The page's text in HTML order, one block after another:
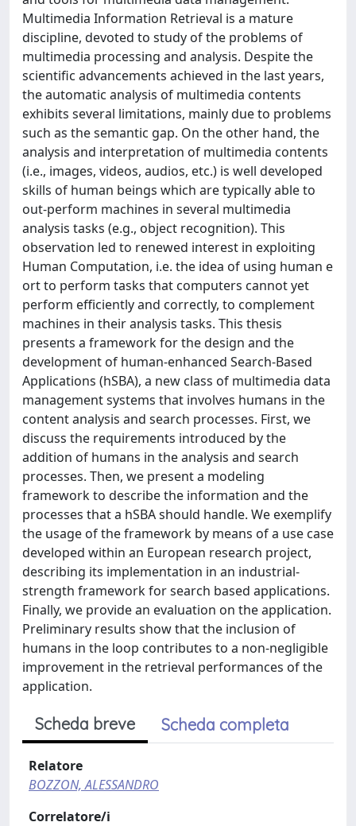
Multimedia Information Retrieval is a mature
discipline, devoted to study of the problems of
multimedia processing and analysis. Despite the
scientific advancements achieved in the last years,
the automatic analysis of multimedia contents
exhibits several limitations, mainly due to problems
such as the semantic gap. On the other hand, the
analysis and interpretation of multimedia contents
(i.e., images, videos, audios, etc.) is well developed
skills of human beings which are typically able to
out-perform machines in several multimedia
analysis tasks (e.g., object recognition). This
observation led to renewed interest in exploiting
Human Computation, i.e. the idea of using human e
ort to perform tasks that computers cannot yet
perform efficiently and correctly, to complement
machines in their analysis tasks. This thesis
presents a framework for the design and the
development of human-enhanced Search-Based
Applications (hSBA), a new class of multimedia data
management systems that involves humans in the
content analysis and search processes. First, we
discuss the requirements introduced by the
addition of humans in the analysis and search
processes. Then, we present a modeling
framework to describe the information and the
processes that a hSBA should handle. We exemplify
the usage of the framework by means of a use case
developed within an European research project,
describing its implementation in an industrial-
strength framework for search based applications.
Finally, we provide an evaluation on the application.
Preliminary results show that the inclusion of
humans in the loop contributes to a non-negligible
improvement in the retrieval performances of the
application.
Scheda breve Scheda completa
Relatore
BOZZON, ALESSANDRO
Correlatore/i